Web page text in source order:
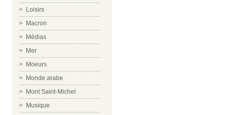
Loisirs
Macron
Médias
Mer
Moeurs
Monde arabe
Mont Saint-Michel
Musique